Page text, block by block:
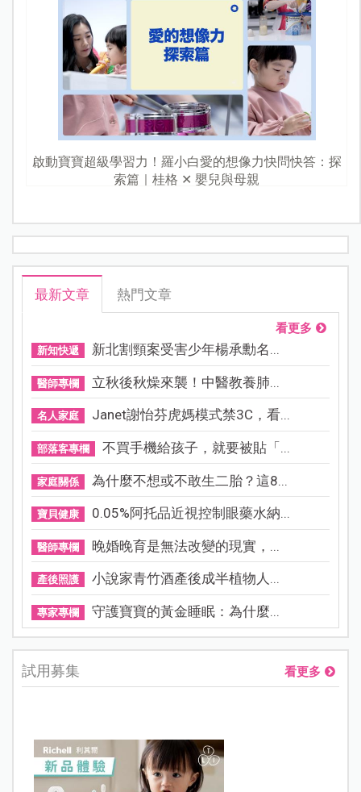
啟動寶寶超級學習力！羅小白愛的想像力快問快答：探
索篇｜桂格 ✕ 嬰兒與母親
最新文章 熱門文章
看更多
新知快遞 新北割頸案受害少年楊承勳名...
醫師專欄 立秋後秋燥來襲！中醫教養肺...
名人家庭 Janet謝怡芬虎媽模式禁3C，看...
部落客專欄 不買手機給孩子，就要被貼「...
家庭關係 為什麼不想或不敢生二胎？這8...
寶貝健康 0.05%阿托品近視控制眼藥水納...
醫師專欄 晚婚晚育是無法改變的現實，...
產後照護 小說家青竹酒產後成半植物人...
專家專欄 守護寶寶的黃金睡眠：為什麼...
試用募集 看更多